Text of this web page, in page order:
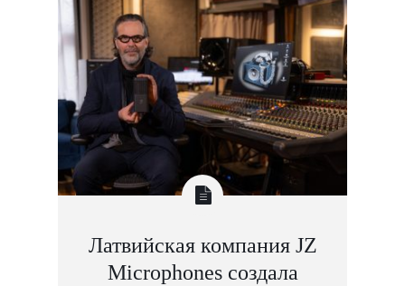
Латвийская компания JZ
Microphones создала